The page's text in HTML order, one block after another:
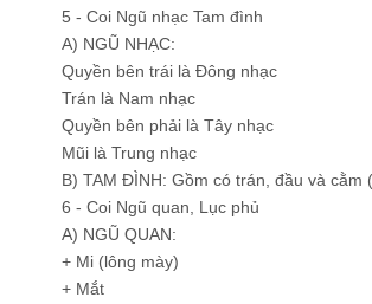
5 - Coi Ngũ nhạc Tam đình
A) NGŨ NHẠC:
Quyền bên trái là Đông nhạc
Trán là Nam nhạc
Quyền bên phải là Tây nhạc
Mũi là Trung nhạc
B) TAM ĐÌNH: Gồm có trán, đầu và cằm
6 - Coi Ngũ quan, Lục phủ
A) NGŨ QUAN:
+ Mi (lông mày)
+ Mắt